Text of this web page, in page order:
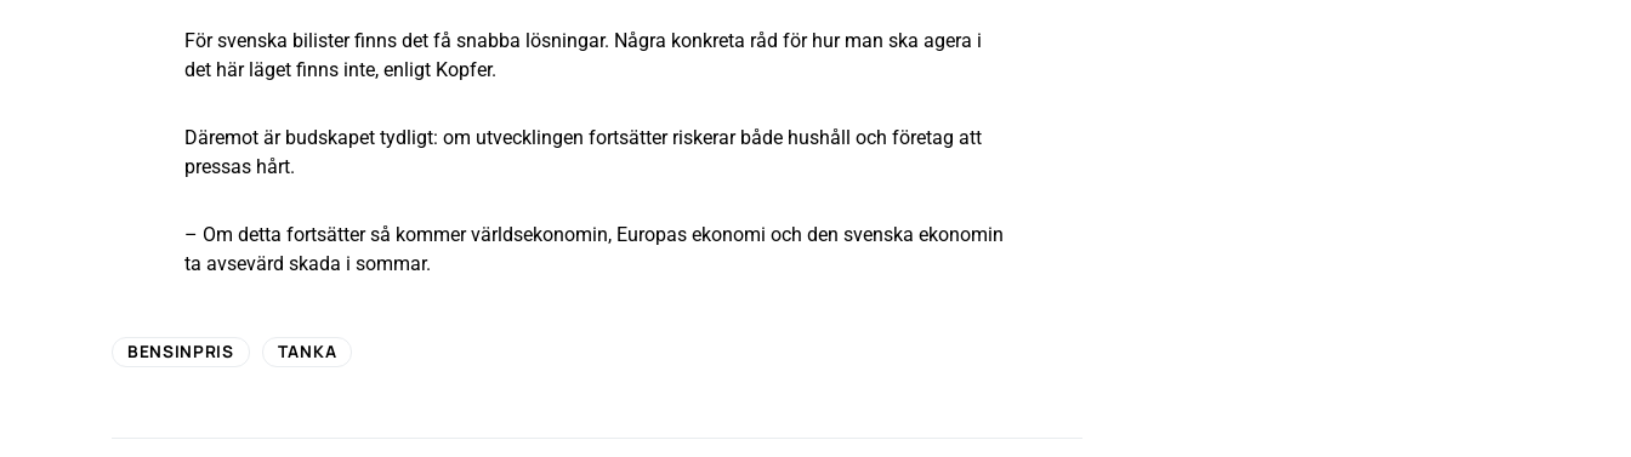
För svenska bilister finns det få snabba lösningar. Några konkreta råd för hur man ska agera i
det här läget finns inte, enligt Kopfer.
Däremot är budskapet tydligt: om utvecklingen fortsätter riskerar både hushåll och företag att
pressas hårt.
– Om detta fortsätter så kommer världsekonomin, Europas ekonomi och den svenska ekonomin
ta avsevärd skada i sommar.
BENSINPRIS TANKA